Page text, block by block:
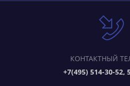
КОНТАКТНЫЙ
+7(495) 514-30-52,